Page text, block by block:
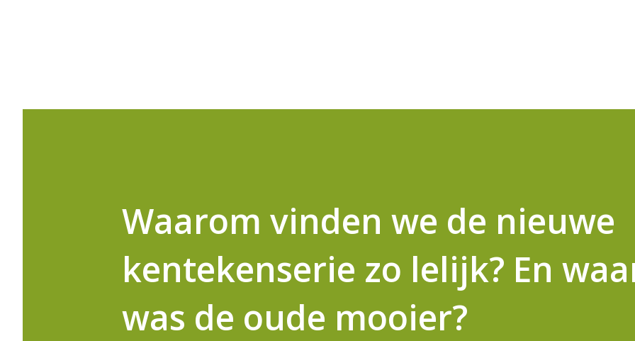
Waarom vinden we de nieuwe
kentekenserie zo lelijk? En
was de oude mooier?